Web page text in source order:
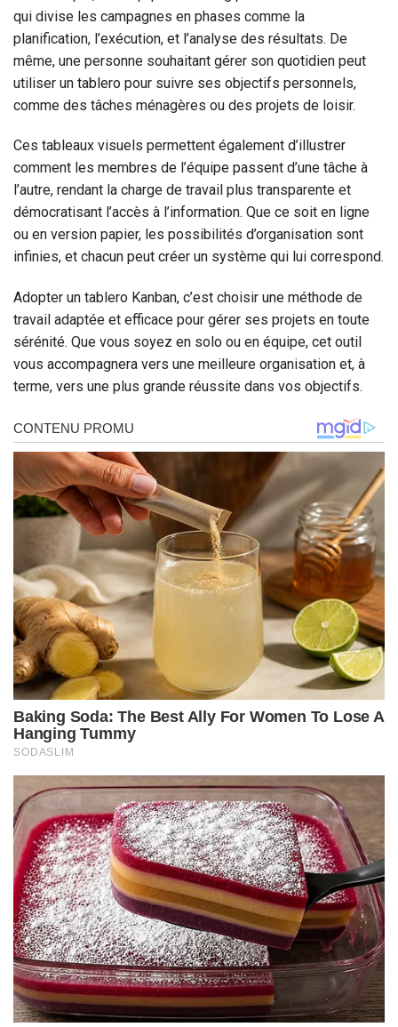
qui divise les campagnes en phases comme la
planification, l’exécution, et l’analyse des résultats. De
même, une personne souhaitant gérer son quotidien peut
utiliser un tablero pour suivre ses objectifs personnels,
comme des tâches ménagères ou des projets de loisir.
Ces tableaux visuels permettent également d’illustrer
comment les membres de l’équipe passent d’une tâche à
l’autre, rendant la charge de travail plus transparente et
démocratisant l’accès à l’information. Que ce soit en ligne
ou en version papier, les possibilités d’organisation sont
infinies, et chacun peut créer un système qui lui correspond.
Adopter un tablero Kanban, c’est choisir une méthode de
travail adaptée et efficace pour gérer ses projets en toute
sérénité. Que vous soyez en solo ou en équipe, cet outil
vous accompagnera vers une meilleure organisation et, à
terme, vers une plus grande réussite dans vos objectifs.